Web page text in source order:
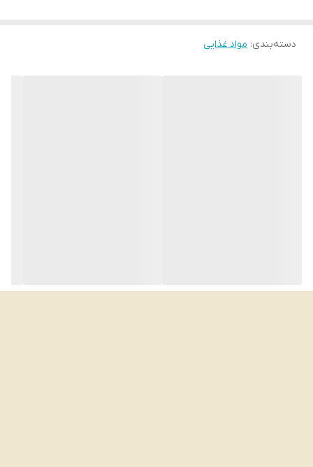
دسته‌بندی: مواد غذایی